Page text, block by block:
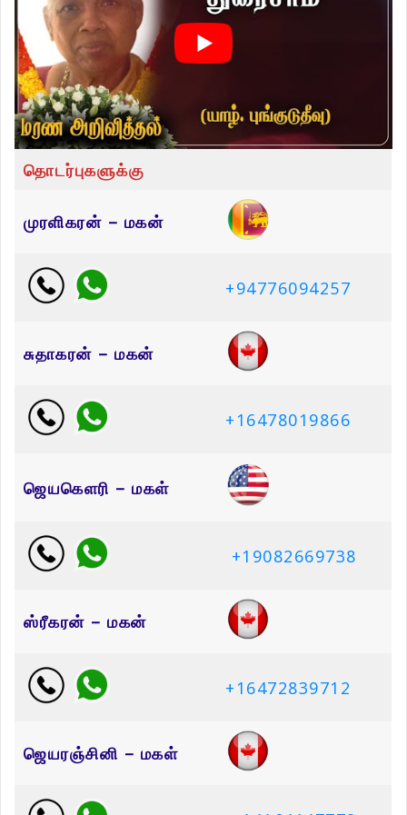
தொடர்புகளுக்கு
முரளிகரன் – மகன்
+94776094257
சுதாகரன் – மகன்
+16478019866
ஜெயகெளரி – மகள்
+19082669738
ஸ்ரீகரன் – மகன்
+16472839712
ஜெயரஞ்சினி – மகள்